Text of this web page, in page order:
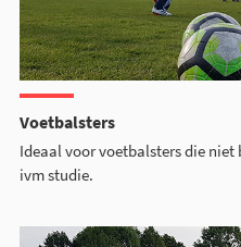
Voetbalsters
Ideaal voor voetbalsters die
ivm studie.